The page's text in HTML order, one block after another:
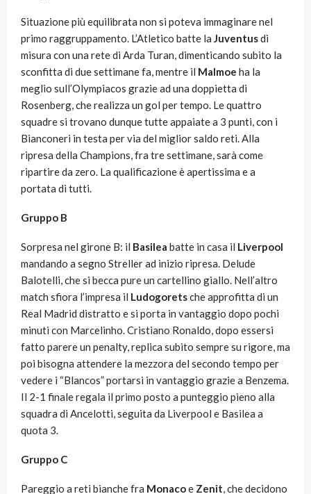
Situazione più equilibrata non si poteva immaginare nel
primo raggruppamento. L’Atletico batte la Juventusdi
misura con una rete di Arda Turan, dimenticando subito la
sconfitta di due settimane fa, mentre il Malmoe ha la
meglio sull’Olympiacos grazie ad una doppietta di
Rosenberg, che realizza un gol per tempo. Le quattro
squadre si trovano dunque tutte appaiate a 3 punti, con i
Bianconeri in testa per via del miglior saldo reti. Alla
ripresa della Champions, fra tre settimane, sarà come
ripartire da zero. La qualificazione è apertissima e a
portata di tutti.
Gruppo B
Sorpresa nel girone B: il Basilea batte in casa il Liverpool
mandando a segno Streller ad inizio ripresa. Delude
Balotelli, che si becca pure un cartellino giallo. Nell’altro
match sfiora l’impresa il Ludogoretsche approfitta di un
Real Madrid distratto e si porta in vantaggio dopo pochi
minuti con Marcelinho. Cristiano Ronaldo, dopo essersi
fatto parere un penalty, replica subito sempre su rigore, ma
poi bisogna attendere la mezzora del secondo tempo per
vedere i “Blancos” portarsi in vantaggio grazie a Benzema.
Il 2-1 finale regala il primo posto a punteggio pieno alla
squadra di Ancelotti, seguita da Liverpool e Basilea a
quota 3.
Gruppo C
Pareggio a reti bianche fra Monacoe Zenit, che decidono